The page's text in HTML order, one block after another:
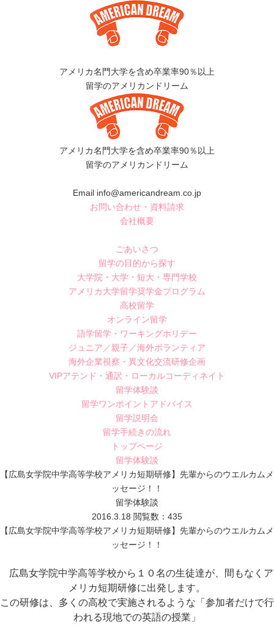
アメリカ名門大学を含め卒業率90％以上
留学のアメリカンドリーム
アメリカ名門大学を含め卒業率90％以上
留学のアメリカンドリーム
Email info@americandream.co.jp
お問い合わせ・資料請求
会社概要
ごあいさつ
留学の目的から探す
大学院・大学・短大・専門学校
アメリカ大学留学奨学金プログラム
高校留学
オンライン留学
語学留学・ワーキングホリデー
ジュニア／親子／海外ボランティア
海外企業視察・異文化交流研修企画
VIPアテンド・通訳・ローカルコーディネイト
留学体験談
留学ワンポイントアドバイス
留学説明会
留学手続きの流れ
トップページ
留学体験談
【広島女学院中学高等学校アメリカ短期研修】先輩からのウエルカムメ
ッセージ！！
留学体験談
2016.3.18 閲覧数：435
【広島女学院中学高等学校アメリカ短期研修】先輩からのウエルカムメ
ッセージ！！
広島女学院中学高等学校から１０名の生徒達が、間もなくア
メリカ短期研修に出発します。
この研修は、多くの高校で実施されるような「参加者だけで行
われる現地での英語の授業」